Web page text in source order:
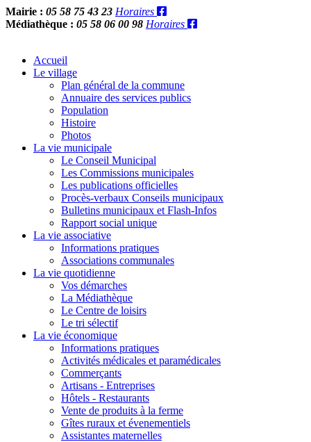
Mairie : 05 58 75 43 23 Horaires
Médiathèque : 05 58 06 00 98 Horaires
Accueil
Le village
Plan général de la commune
Annuaire des services publics
Population
Histoire
Photos
La vie municipale
Le Conseil Municipal
Les Commissions municipales
Les publications officielles
Procès-verbaux Conseils municipaux
Bulletins municipaux et Flash-Infos
Rapport social unique
La vie associative
Informations pratiques
Associations communales
La vie quotidienne
Vos démarches
La Médiathèque
Le Centre de loisirs
Le tri sélectif
La vie économique
Informations pratiques
Activités médicales et paramédicales
Commerçants
Artisans - Entreprises
Hôtels - Restaurants
Vente de produits à la ferme
Gîtes ruraux et évenementiels
Assistantes maternelles